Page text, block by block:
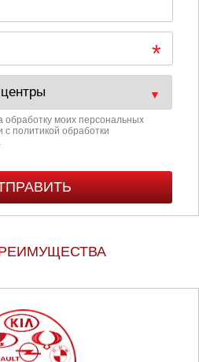
обработку моих персональных
с политикой обработки